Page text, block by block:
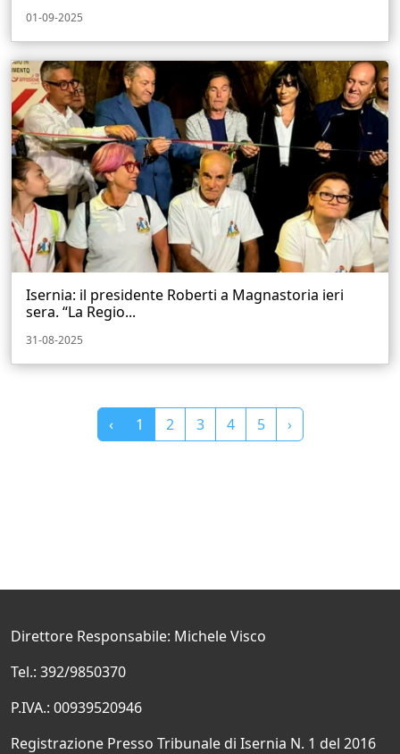
01-09-2025
Isernia: il presidente Roberti a Magnastoria ieri
sera. “La Regio...
31-08-2025
‹ 1 2 3 4 5 ›
Direttore Responsabile: Michele Visco
Tel.: 392/9850370
P.IVA.: 00939520946
Registrazione Presso Tribunale di Isernia N. 1 del 2016